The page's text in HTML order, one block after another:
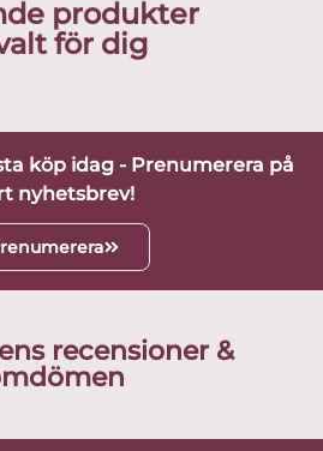
produkter
för dig
köp idag - Prenumerera på
nyhetsbrev!
recensioner &